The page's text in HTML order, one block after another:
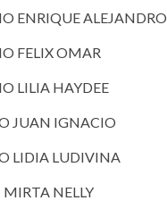
ENRIQUE ALEJANDRO
FELIX OMAR
LILIA HAYDEE
JUAN IGNACIO
LIDIA LUDIVINA
MIRTA NELLY